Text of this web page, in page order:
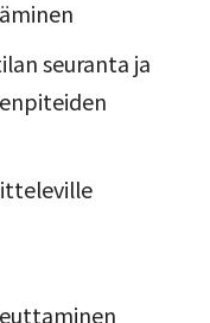
seuranta ja